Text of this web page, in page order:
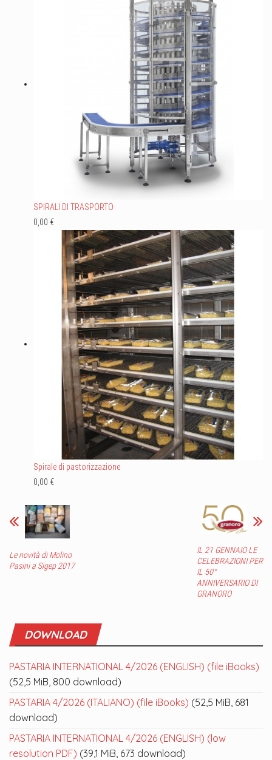
SPIRALI DI TRASPORTO
0,00 €
Spirale di pastorizzazione
0,00 €
Le novità di Molino
Pasini a Sigep 2017
IL 21 GENNAIO LE
CELEBRAZIONI PER
IL 50°
ANNIVERSARIO DI
GRANORO
DOWNLOAD
PASTARIA INTERNATIONAL 4/2026 (ENGLISH) (file iBooks)
(52,5 MiB, 800 download)
PASTARIA 4/2026 (ITALIANO) (file iBooks) (52,5 MiB, 681
download)
PASTARIA INTERNATIONAL 4/2026 (ENGLISH) (low
resolution PDF) (39,1 MiB, 673 download)